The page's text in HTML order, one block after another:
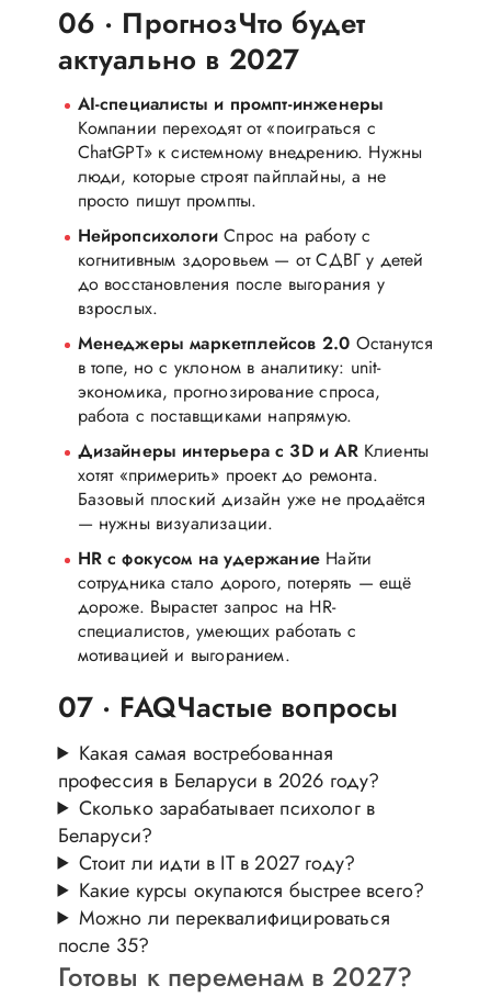
06 · ПрогнозЧто будет
актуально в 2027
AI-специалисты и промпт-инженеры
Компании переходят от «поиграться с
ChatGPT» к системному внедрению. Нужны
люди, которые строят пайплайны, а не
просто пишут промпты.
Нейропсихологи Спрос на работу с
когнитивным здоровьем — от СДВГ у детей
до восстановления после выгорания у
взрослых.
Менеджеры маркетплейсов 2.0 Останутся
в топе, но с уклоном в аналитику: unit-
экономика, прогнозирование спроса,
работа с поставщиками напрямую.
Дизайнеры интерьера с 3D и ARКлиенты
хотят «примерить» проект до ремонта.
Базовый плоский дизайн уже не продаётся
— нужны визуализации.
HR с фокусом на удержание Найти
сотрудника стало дорого, потерять — ещё
дороже. Вырастет запрос на HR-
специалистов, умеющих работать с
мотивацией и выгоранием.
07 · FAQЧастые вопросы
Какая самая востребованная
профессия в Беларуси в 2026 году?
Сколько зарабатывает психолог в
Беларуси?
Стоит ли идти в IT в 2027 году?
Какие курсы окупаются быстрее всего?
Можно ли переквалифицироваться
после 35?
Готовы к переменам в 2027?